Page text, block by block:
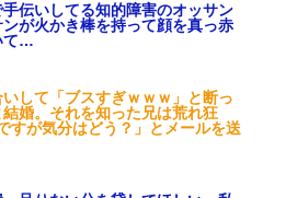
伝いしてる知的障害のオッサン
が火かき棒を持って顔を真っ赤
て…
いして「ブスすぎｗｗｗ」と断っ
婚。それを知った兄は荒れ狂
すが気分はどう？」とメールを送